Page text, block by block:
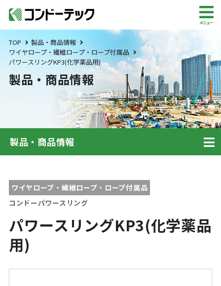
メニュー
TOP
製品・商品情報
ワイヤロープ・繊維ロープ・ロープ付属品
パワースリングKP3(化学薬品用)
製品・商品情報
製品・商品情報
ワイヤロープ・繊維ロープ・ロープ付属品
コンドーパワースリング
パワースリングKP3(化学薬品
用)